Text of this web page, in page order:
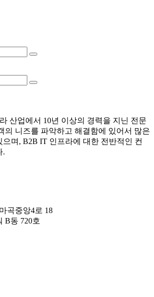
산업에서 10년 이상의 경력을 지닌 전문
의 니즈를 파악하고 해결함에 있어서 많은
으며, B2B IT 인프라에 대한 전반적인 컨
.
곡중앙4로 18
B동 720호